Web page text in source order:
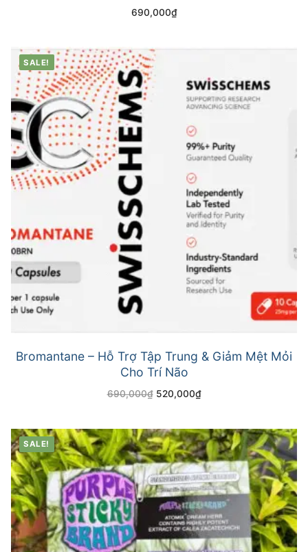
690,000₫
SALE!
Bromantane – Hỗ Trợ Tập Trung & Giảm Mệt Mỏi
Cho Trí Não
690,000₫ 520,000₫
SALE!